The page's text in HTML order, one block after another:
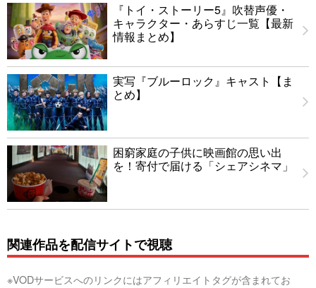
『トイ・ストーリー5』吹替声優・
キャラクター・あらすじ一覧【最新
情報まとめ】
実写『ブルーロック』キャスト【ま
とめ】
困窮家庭の子供に映画館の思い出
を！寄付で届ける「シェアシネマ」
関連作品を配信サイトで視聴
※VODサービスへのリンクにはアフィリエイトタグが含まれてお